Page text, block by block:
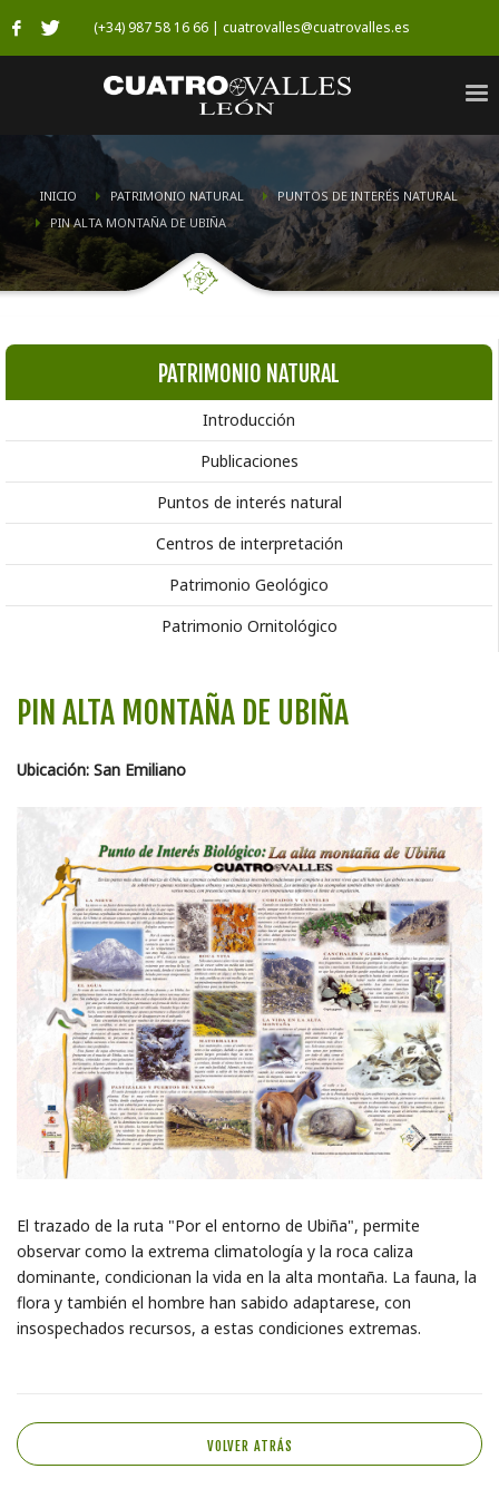
(+34) 987 58 16 66 | cuatrovalles@cuatrovalles.es
INICIO PATRIMONIO NATURAL
PUNTOS DE INTERÉS NATURAL
PIN ALTA MONTAÑA DE UBIÑA
PATRIMONIO NATURAL
Introducción
Publicaciones
Puntos de interés natural
Centros de interpretación
Patrimonio Geológico
Patrimonio Ornitológico
PIN ALTA MONTAÑA DE UBIÑA
Ubicación: San Emiliano
El trazado de la ruta "Por el entorno de Ubiña", permite
observar como la extrema climatología y la roca caliza
dominante, condicionan la vida en la alta montaña. La fauna, la
flora y también el hombre han sabido adaptarese, con
insospechados recursos, a estas condiciones extremas.
VOLVER ATRÁS